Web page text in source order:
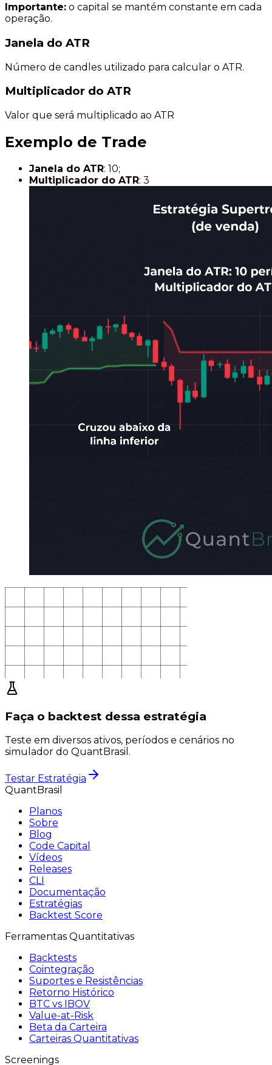
Importante: o capital se mantém constante em cada
operação.
Janela do ATR
Número de candles utilizado para calcular o ATR.
Multiplicador do ATR
Valor que será multiplicado ao ATR
Exemplo de Trade
Janela do ATR: 10;
Multiplicador do ATR: 3
Faça o backtest dessa estratégia
Teste em diversos ativos, períodos e cenários no
simulador do QuantBrasil.
Testar Estratégia
QuantBrasil
Planos
Sobre
Blog
Code Capital
Vídeos
Releases
CLI
Documentação
Estratégias
Backtest Score
Ferramentas Quantitativas
Backtests
Cointegração
Suportes e Resistências
Retorno Histórico
BTC vs IBOV
Value-at-Risk
Beta da Carteira
Carteiras Quantitativas
Screenings